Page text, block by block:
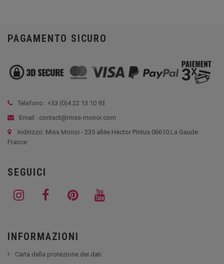
PAGAMENTO SICURO
Telefono : +33 (0)4 22 13 10 93
Email : contact@miss-monoi.com
Indirizzo: Miss Monoi - 235 allée Hector Pintus 06610 La Gaude
France
SEGUICI
INFORMAZIONI
Carta della protezione dei dati